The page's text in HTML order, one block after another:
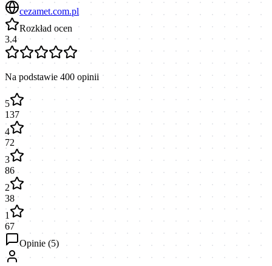
cezamet.com.pl
Rozkład ocen
3.4
Na podstawie 400 opinii
5
137
4
72
3
86
2
38
1
67
Opinie (5)